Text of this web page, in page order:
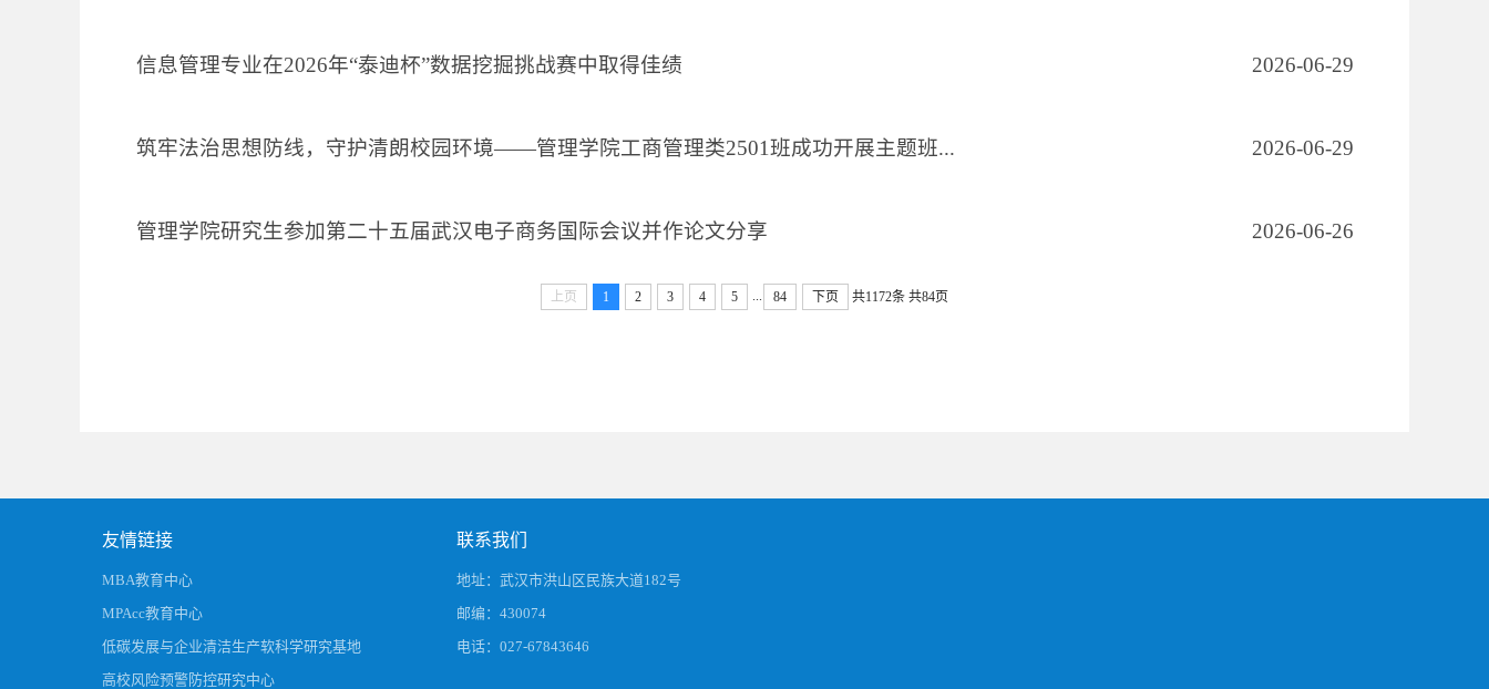
信息管理专业在2026年“泰迪杯”数据挖掘挑战赛中取得佳绩 2026-06-29
筑牢法治思想防线，守护清朗校园环境——管理学院工商管理类2501班成功开展主题班... 2026-06-29
管理学院研究生参加第二十五届武汉电子商务国际会议并作论文分享 2026-06-26
上页 1 2 3 4 5 84 下页 共1172条 共84页
友情链接
MBA教育中心
MPAcc教育中心
低碳发展与企业清洁生产软科学研究基地
高校风险预警防控研究中心
联系我们
地址：武汉市洪山区民族大道182号
邮编：430074
电话：027-67843646